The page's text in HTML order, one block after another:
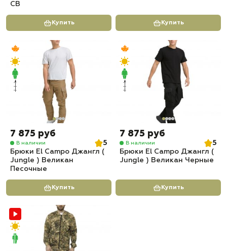
СВ
Купить Купить
7 875 руб
В наличии
5
Брюки El Campo Джангл (
Jungle ) Великан
Песочные
Купить
7 875 руб
В наличии
5
Брюки El Campo Джангл (
Jungle ) Великан Черные
Купить